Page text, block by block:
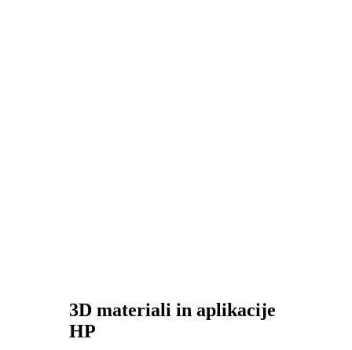
3D materiali in aplikacije
HP